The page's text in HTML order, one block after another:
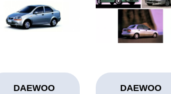
DAEWOO
DAEWOO